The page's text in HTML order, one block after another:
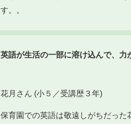
す。。
英語が生活の一部に溶け込んで、力
花月さん (小５／受講歴３年)
保育園での英語は敬遠しがちだっ